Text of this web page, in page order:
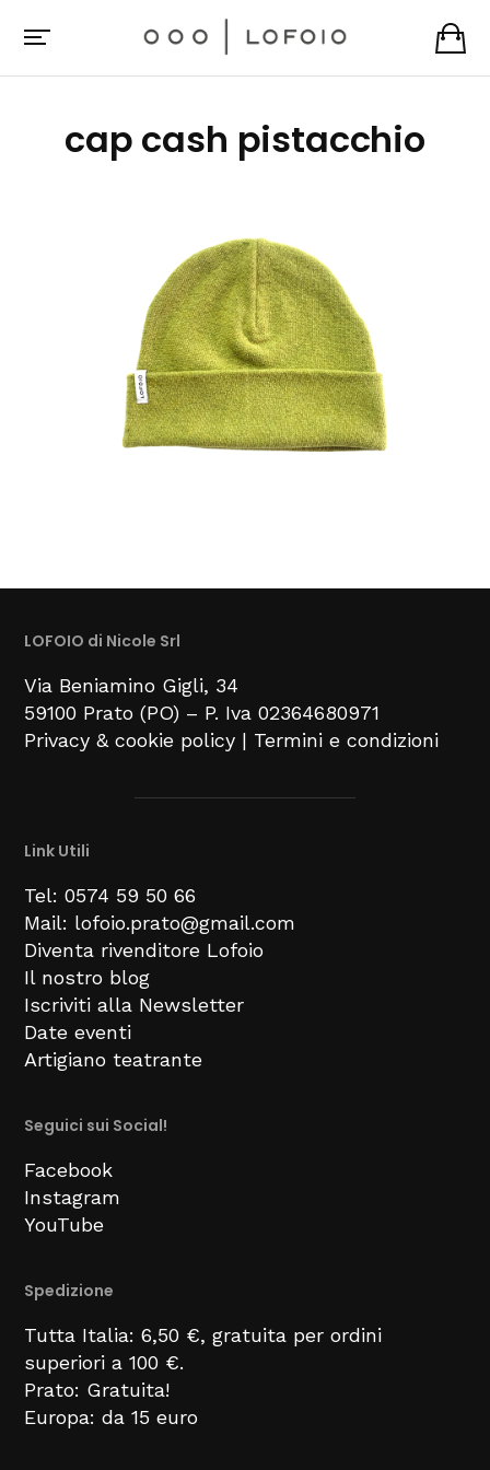
cap cash pistacchio
LOFOIO di Nicole Srl
Via Beniamino Gigli, 34
59100 Prato (PO) – P. Iva 02364680971
Privacy & cookie policy | Termini e condizioni
Link Utili
Tel: 0574 59 50 66
Mail: lofoio.prato@gmail.com
Diventa rivenditore Lofoio
Il nostro blog
Iscriviti alla Newsletter
Date eventi
Artigiano teatrante
Seguici sui Social!
Facebook
Instagram
YouTube
Spedizione
Tutta Italia: 6,50 €, gratuita per ordini
superiori a 100 €.
Prato: Gratuita!
Europa: da 15 euro